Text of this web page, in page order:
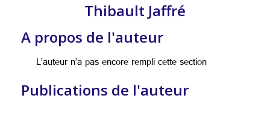
Thibault Jaffré
A propos de l'auteur
L’auteur n’a pas encore rempli cette section
Publications de l'auteur